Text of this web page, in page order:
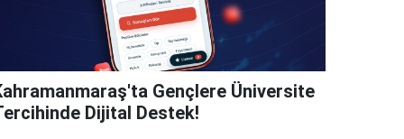
Gençlere Üniversite
Dijital Destek!